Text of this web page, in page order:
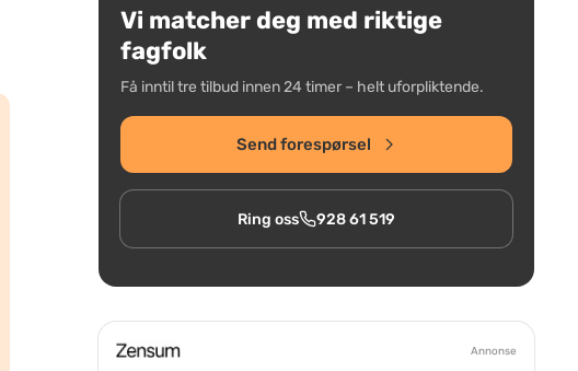
Vi matcher deg med riktige
fagfolk
Få inntil tre tilbud innen 24 timer – helt uforpliktende.
Send forespørsel
Ring oss 928 61 519
Annonse